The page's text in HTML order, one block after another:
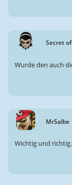
Secret
Wurde den auch
MrSalbe
Wichtig und